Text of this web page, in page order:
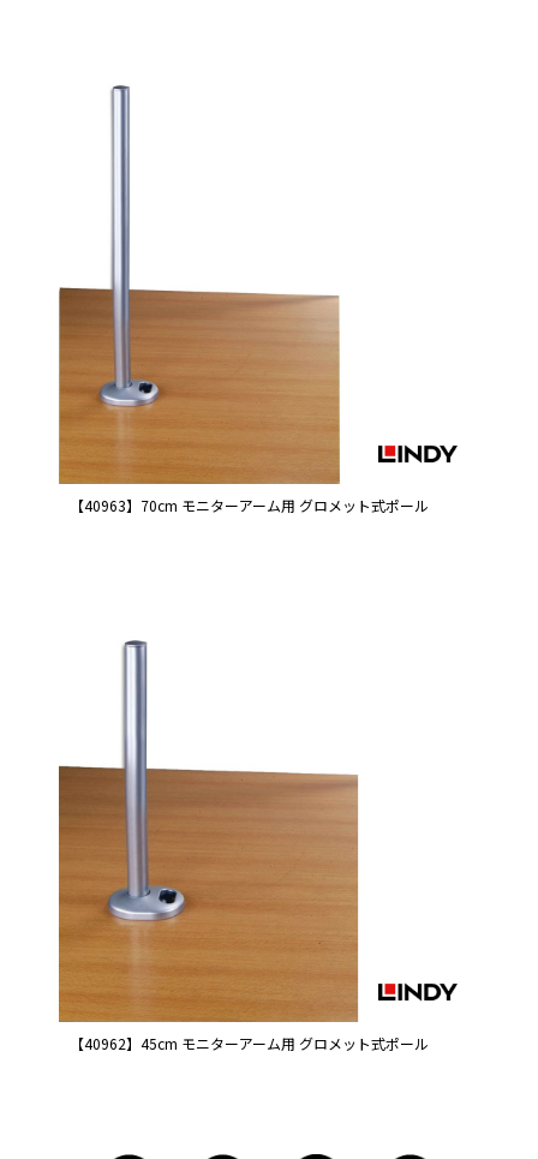
【40963】70cm モニターアーム用 グロメット式ポール
【40962】45cm モニターアーム用 グロメット式ポール